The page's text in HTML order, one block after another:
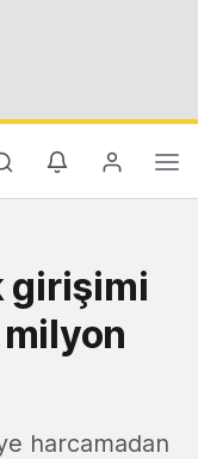
girişimi
harcamadan